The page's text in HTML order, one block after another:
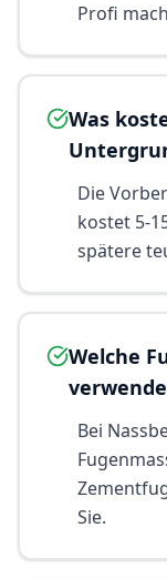
Profi
Was
Die
kostet 5-
spätere
Welche
Bei
Sie.